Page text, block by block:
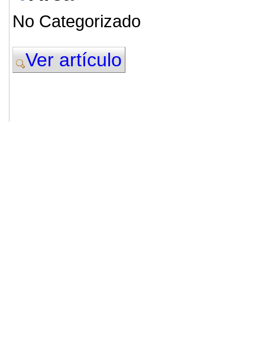
No Categorizado
Ver artículo